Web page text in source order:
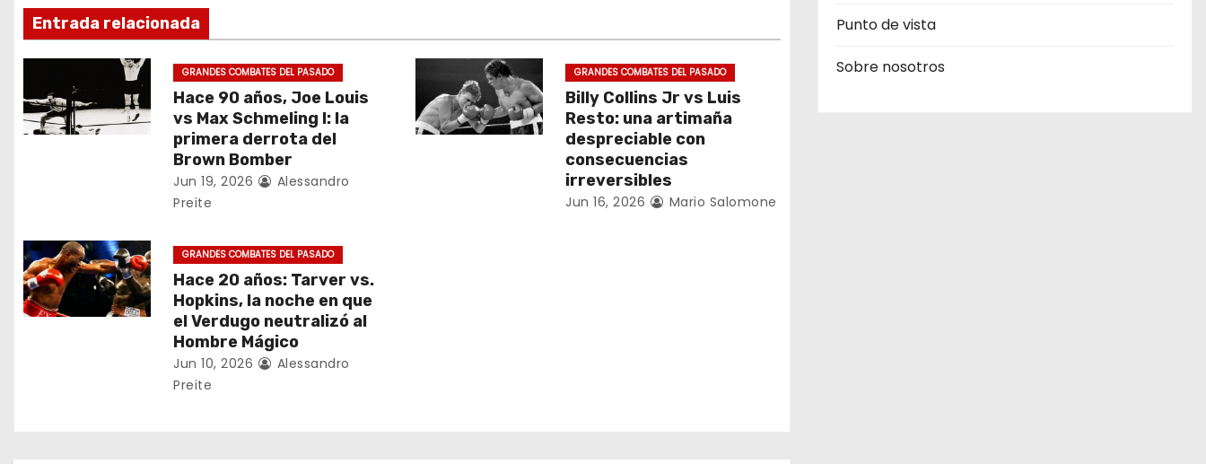
a
c
i
ó
e
e
n
Entrada relacionada
GRANDES COMBATES DEL PASADO
Hace 90 años, Joe Louis
vs Max Schmeling I: la
primera derrota del
Brown Bomber
Jun 19, 2026
Alessandro
Preite
GRANDES COMBATES DEL PASADO
Billy Collins Jr vs Luis
Resto: una artimaña
despreciable con
consecuencias
irreversibles
Jun 16, 2026 Mario Salomone
GRANDES COMBATES DEL PASADO
Hace 20 años: Tarver vs.
Hopkins, la noche en que
el Verdugo neutralizó al
Hombre Mágico
Jun 10, 2026
Alessandro
Preite
Punto de vista
Sobre nosotros